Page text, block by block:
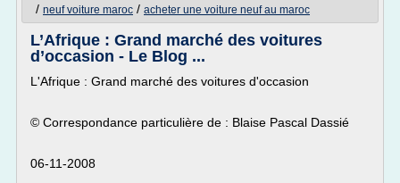
/ neuf voiture maroc / acheter une voiture neuf au maroc
L’Afrique : Grand marché des voitures
d’occasion - Le Blog ...
L'Afrique : Grand marché des voitures d'occasion
© Correspondance particulière de : Blaise Pascal Dassié
06-11-2008